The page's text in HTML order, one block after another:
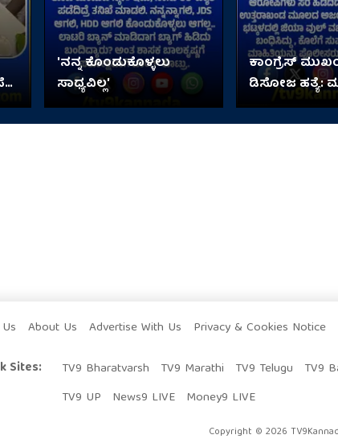
'ನನ್ನ ಕೊಂಡುಕೊಳ್ಳಲು
ಸಾಧ್ಯವಿಲ್ಲ'
ಕಾಂಗ್ರೆಸ್
ಡಿಸೋಜ ಹತ್ಯೆ:
ಬಂಧನ
About Us Advertise With Us Privacy & Cookies Notice
Sites:
TV9 Bharatvarsh TV9 Marathi TV9 Telugu TV9
TV9 UP
News9 LIVE Money9 LIVE
Copyright © 2026